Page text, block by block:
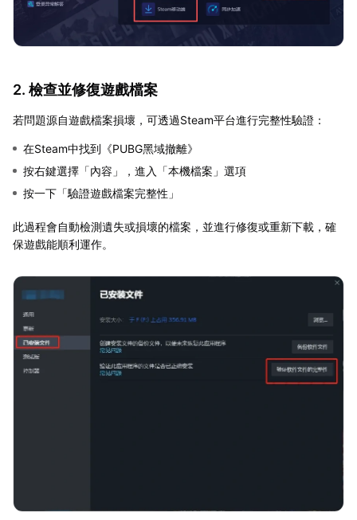
2. 檢查並修復遊戲檔案
若問題源自遊戲檔案損壞，可透過Steam平台進行完整性驗證：
在Steam中找到《PUBG黑域撤離》
按右鍵選擇「內容」，進入「本機檔案」選項
按一下「驗證遊戲檔案完整性」
此過程會自動檢測遺失或損壞的檔案，並進行修復或重新下載，確
保遊戲能順利運作。